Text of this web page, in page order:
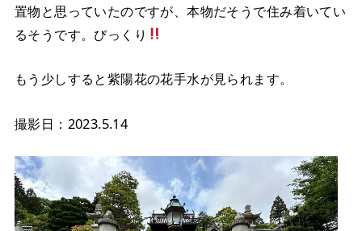
置物と思っていたのですが、本物だそうで住み着いてい
るそうです。びっくり
もう少しすると紫陽花の花手水が見られます。
撮影日：2023.5.14